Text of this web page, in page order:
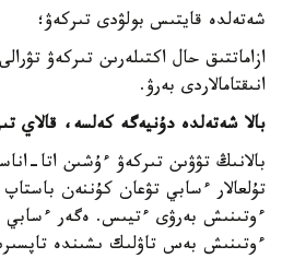
شەتەلدە قايتىس بولۋدى تىركەۋ؛
ازاماتتىق حال اكتىلەرىن تىركەۋ
انىقتامالاردى بەرۋ.
بالا شەتەلدە دۇنيەگە كەلسە، قالاي
بالانىڭ تۋۋىن تىركەۋ ءۇشىن اتا-
تۇلعالار ءسابي تۋعان كۇننەن
ءوتىنىش بەرۋى ءتيىس. ەگەر ءسابي
ءوتىنىش بەس تاۋلىك ىشىندە